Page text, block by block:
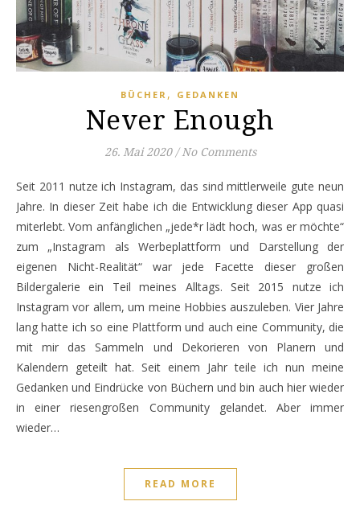
BÜCHER , GEDANKEN
Never Enough
26. Mai 2020 / No Comments
Seit 2011 nutze ich Instagram, das sind mittlerweile gute neun
Jahre. In dieser Zeit habe ich die Entwicklung dieser App quasi
miterlebt. Vom anfänglichen „jede*r lädt hoch, was er möchte“
zum „Instagram als Werbeplattform und Darstellung der
eigenen Nicht-Realität“ war jede Facette dieser großen
Bildergalerie ein Teil meines Alltags. Seit 2015 nutze ich
Instagram vor allem, um meine Hobbies auszuleben. Vier Jahre
lang hatte ich so eine Plattform und auch eine Community, die
mit mir das Sammeln und Dekorieren von Planern und
Kalendern geteilt hat. Seit einem Jahr teile ich nun meine
Gedanken und Eindrücke von Büchern und bin auch hier wieder
in einer riesengroßen Community gelandet. Aber immer
wieder…
READ MORE